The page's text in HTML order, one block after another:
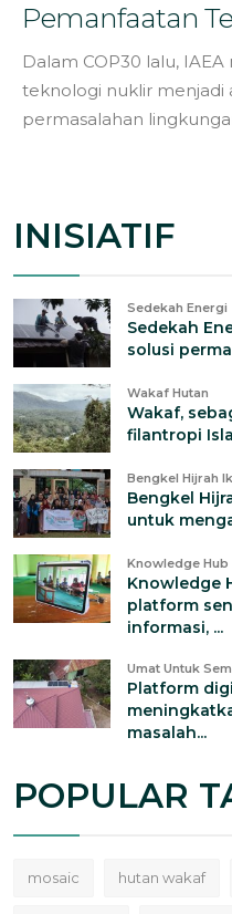
Pemanfaatan
Dalam COP30 lalu,
teknologi nuklir menjadi
permasalahan
INISIATIF
Sedekah Energi
Sedekah
solusi
Wakaf Hutan
Wakaf,
filantropi
Bengkel Hijrah
Bengkel
untuk
Knowledge Hub
Knowledge
platform
informasi, ...
Umat Untuk
Platform
masalah...
POPULAR
mosaic hutan wakaf